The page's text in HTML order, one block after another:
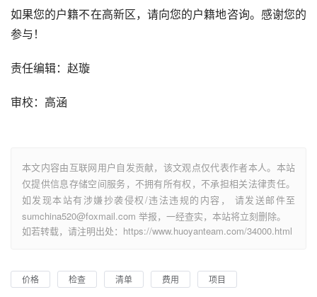
如果您的户籍不在高新区，请向您的户籍地咨询。感谢您的
参与！
责任编辑：赵璇
审校：高涵
本文内容由互联网用户自发贡献，该文观点仅代表作者本人。本站
仅提供信息存储空间服务，不拥有所有权，不承担相关法律责任。
如发现本站有涉嫌抄袭侵权/违法违规的内容， 请发送邮件至
sumchina520@foxmail.com 举报，一经查实，本站将立刻删除。
如若转载，请注明出处：https://www.huoyanteam.com/34000.html
价格 检查 清单 费用 项目